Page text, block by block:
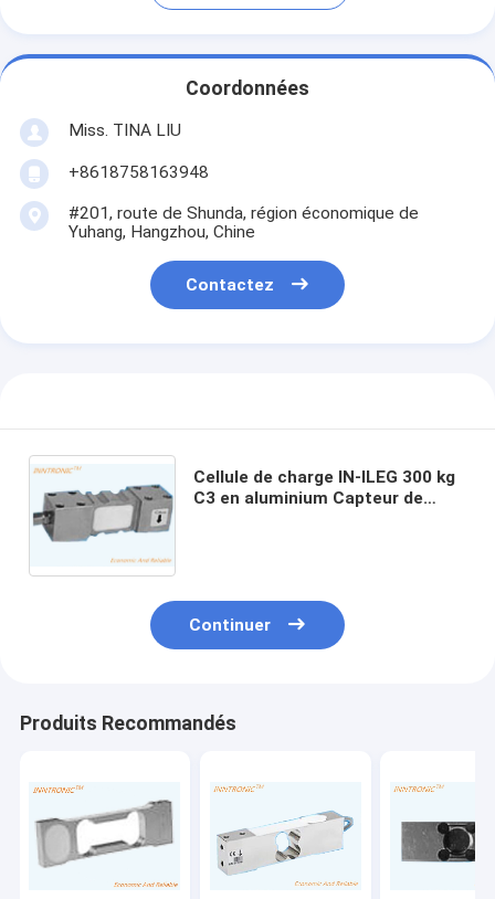
Coordonnées
Miss. TINA LIU
+8618758163948
#201, route de Shunda, région économique de
Yuhang, Hangzhou, Chine
Contactez
Cellule de charge IN-ILEG 300 kg
C3 en aluminium Capteur de
Continuer
Produits Recommandés